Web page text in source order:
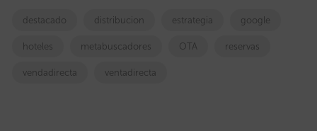
destacado distribucion estrategia google
hoteles metabuscadores OTA reservas
vendadirecta ventadirecta